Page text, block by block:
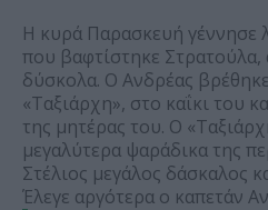
Η κυρά Παρασκευή γέννησε
που βαφτίστηκε
δύσκολα. Ο Ανδρέας
«Ταξιάρχη», στο καΐκι του
της μητέρας του. Ο
μεγαλύτερα ψαράδικα της
Στέλιος μεγάλος δάσκαλος
Έλεγε αργότερα ο καπετάν